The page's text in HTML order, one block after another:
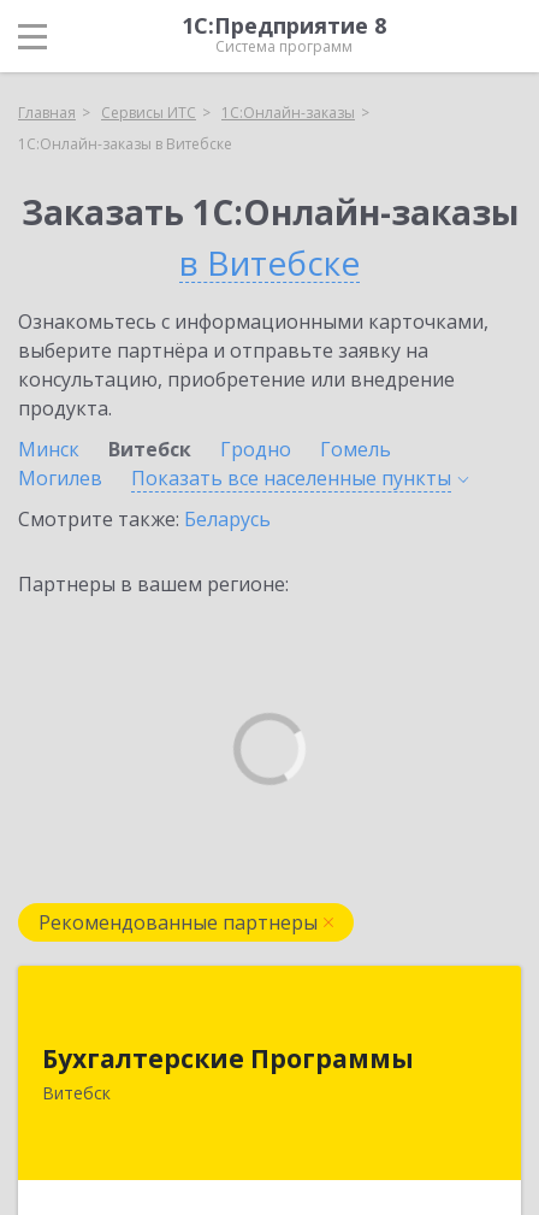
1С:Предприятие 8
Система программ
Главная Сервисы ИТС
1С:Онлайн-заказы
1С:Онлайн-заказы в Витебске
Заказать 1С:Онлайн-заказы
в Витебске
Ознакомьтесь с информационными карточками,
выберите партнёра и отправьте заявку на
консультацию, приобретение или внедрение
продукта.
Минск
Витебск Гродно
Гомель
Могилев
Показать все населенные пункты
Смотрите также: Беларусь
Партнеры в вашем регионе:
Рекомендованные партнеры
Бухгалтерские Программы
Витебск
Республика Беларусь, 210605,г. Витебск, тр-т.